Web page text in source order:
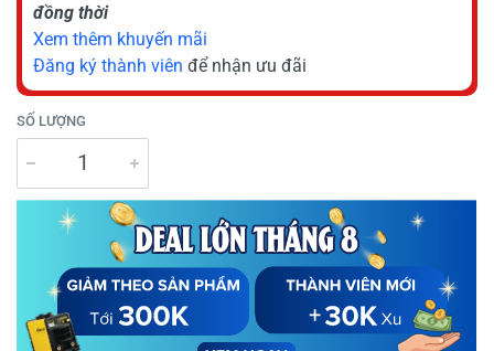
đồng thời
Xem thêm khuyến mãi
Đăng ký thành viên để nhận ưu đãi
SỐ LƯỢNG